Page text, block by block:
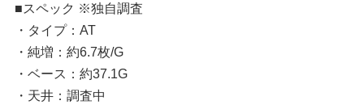
■スペック ※独自調査
・タイプ：AT
・純増：約6.7枚/G
・ベース：約37.1G
・天井：調査中